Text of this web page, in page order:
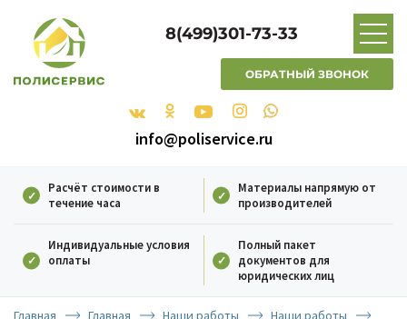
8(499)301-73-33
ОБРАТНЫЙ ЗВОНОК
info@poliservice.ru
Расчёт стоимости в
течение часа
Материалы напрямую от
производителей
Индивидуальные условия
оплаты
Полный пакет
документов для
юридических лиц
Главная Главная Наши работы
Наши работы